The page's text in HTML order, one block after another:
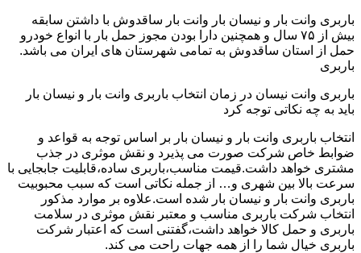
باربری وانت بار و نیسان بار وانت بار ساقدوش با داشتن سابقه
بیش از ۷۵ سال و همچنین دارا بودن مجوز حمل بار با انواع خودرو
حمل از استان ساقدوش به تمامی شهرستان های ایران می باشد.
باربری
باربری وانت نیسان در زمان انتخاب باربری وانت بار و نیسان بار
باید به چه نکاتی توجه کرد
انتخاب باربری وانت بار و نیسان بار بر اساس توجه به قواعد و
ضوابط خاص شرکت صورت می پذیرد و نقش موثری در جذب
مشتری خواهد داشت.قیمت مناسب،باربری ساده،قابلیت جابجایی با
سرعت بالا بین شهری و… از جمله نکاتی است که سبب محبوبیت
باربری وانت بار و نیسان بار شده است.علاوه بر موارد مذکور
انتخاب شرکت باربری مناسب و معتبر نقش موثری در سلامت
باربری و حمل کالا خواهد داشت،گفتنی است که اعتبار شرکت
باربری خیال شما را از همه جهات راحت می کند.